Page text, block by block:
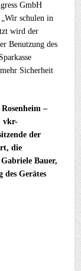
GmbH
schulen in
wird der
Benutzung des
Sicherheit
–
vkr-
der
die
Bauer,
Gerätes